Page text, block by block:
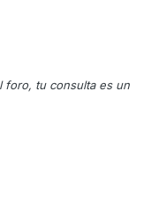
foro, tu consulta es un